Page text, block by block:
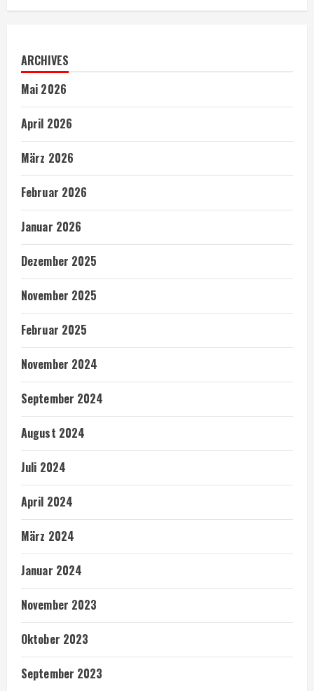
ARCHIVES
Mai 2026
April 2026
März 2026
Februar 2026
Januar 2026
Dezember 2025
November 2025
Februar 2025
November 2024
September 2024
August 2024
Juli 2024
April 2024
März 2024
Januar 2024
November 2023
Oktober 2023
September 2023